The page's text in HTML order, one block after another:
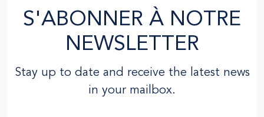
S'ABONNER À NOTRE
NEWSLETTER
Stay up to date and receive the latest news
in your mailbox.